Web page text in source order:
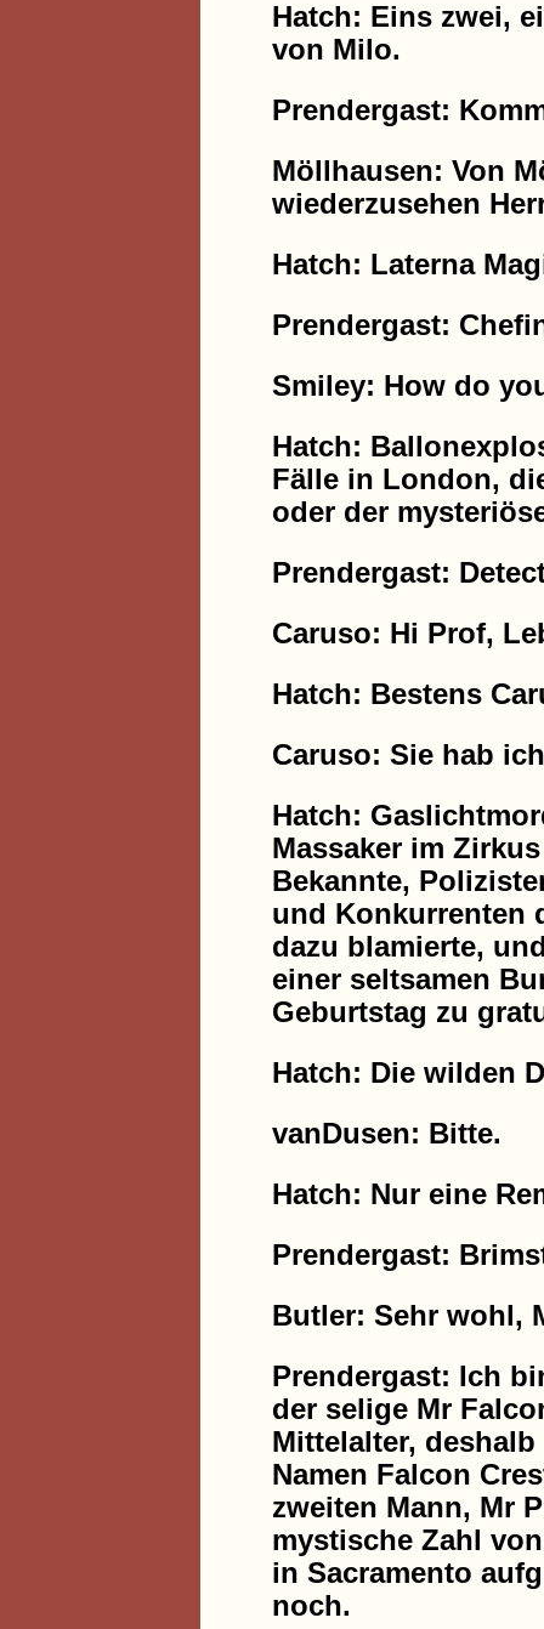
Hatch: Eins zwei,
von Milo.
Prendergast:
Möllhausen: Von
wiederzusehen
Hatch: Laterna
Prendergast:
Smiley: How do
Hatch:
Fälle in London,
oder der
Prendergast:
Caruso: Hi Prof,
Hatch: Bestens
Caruso: Sie hab
Hatch:
Massaker im
Bekannte,
und Konkurrenten
dazu blamierte,
einer seltsamen
Geburtstag zu
Hatch: Die wilden
vanDusen: Bitte.
Hatch: Nur eine
Prendergast:
Butler: Sehr wohl,
Prendergast: Ich
der selige Mr
Mittelalter,
Namen Falcon
zweiten Mann, Mr
mystische Zahl
in Sacramento
noch.